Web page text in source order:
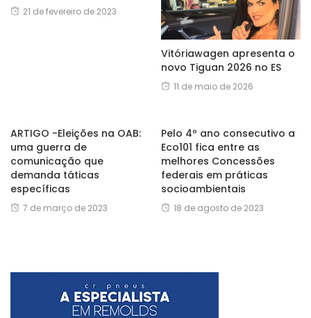
21 de fevereiro de 2023
Vitóriawagen apresenta o
novo Tiguan 2026 no ES
11 de maio de 2026
ARTIGO -Eleições na OAB:
uma guerra de
comunicação que
demanda táticas
específicas
7 de março de 2023
Pelo 4º ano consecutivo a
Eco101 fica entre as
melhores Concessões
federais em práticas
socioambientais
18 de agosto de 2023